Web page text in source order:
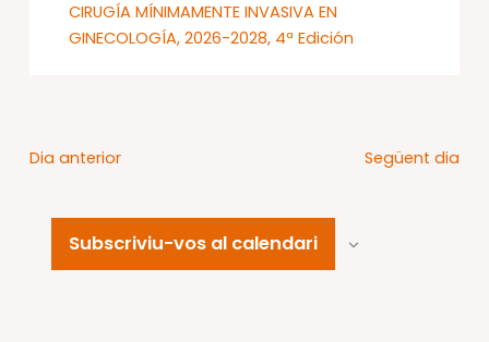
CIRUGÍA MÍNIMAMENTE INVASIVA EN
GINECOLOGÍA, 2026-2028, 4ª Edición
Dia anterior Següent dia
Subscriviu-vos al calendari